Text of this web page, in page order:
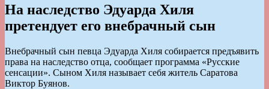
На наследство Эдуарда Хиля
претендует его внебрачный сын
Внебрачный сын певца Эдуарда Хиля собирается предъявить
права на наследство отца, сообщает программа «Русские
сенсации». Cыном Хиля называет себя житель Саратова
Виктор Буянов.